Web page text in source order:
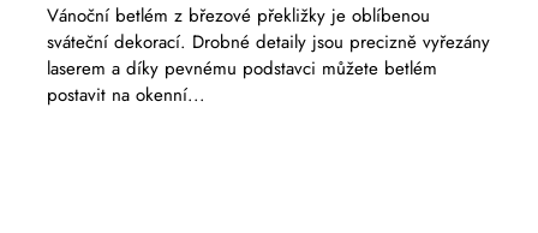
Vánoční betlém z březové překližky je oblíbenou
sváteční dekorací. Drobné detaily jsou precizně vyřezány
laserem a díky pevnému podstavci můžete betlém
postavit na okenní...